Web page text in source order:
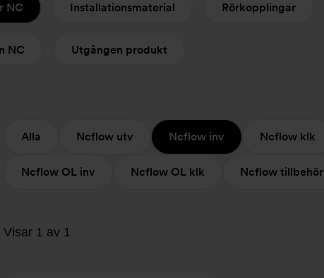
NC Installationsmaterial Rörkopplingar
NC Utgången produkt
Alla Ncflow utv Ncflow inv Ncflow klk
Ncflow OL inv Ncflow OL klk Ncflow tillbehör
Visar 1 av 1